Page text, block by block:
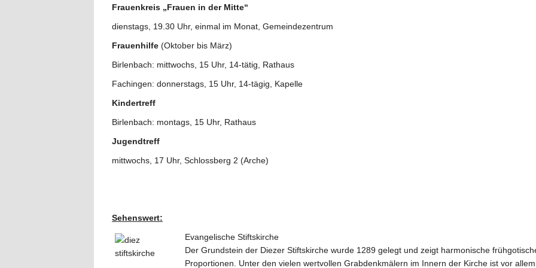
Frauenkreis „Frauen in der Mitte“
dienstags, 19.30 Uhr, einmal im Monat, Gemeindezentrum
Frauenhilfe (Oktober bis März)
Birlenbach: mittwochs, 15 Uhr, 14-tätig, Rathaus
Fachingen: donnerstags, 15 Uhr, 14-tägig, Kapelle
Kindertreff
Birlenbach: montags, 15 Uhr, Rathaus
Jugendtreff
mittwochs, 17 Uhr, Schlossberg 2 (Arche)
Sehenswert:
Evangelische Stiftskirche
Der Grundstein der Diezer Stiftskirche wurde 1289 gelegt und zeigt harmonische
Proportionen. Unter den vielen wertvollen Grabdenkmälern im Innern der Kirche ist vor